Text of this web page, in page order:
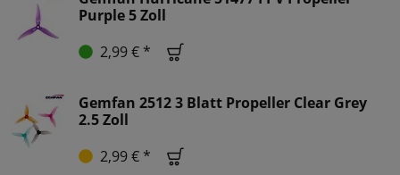
Purple 5 Zoll
2,99 € *
Gemfan 2512 3 Blatt Propeller Clear Grey
2.5 Zoll
2,99 € *